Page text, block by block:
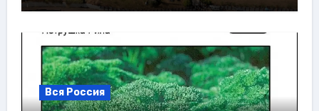
Вся Россия